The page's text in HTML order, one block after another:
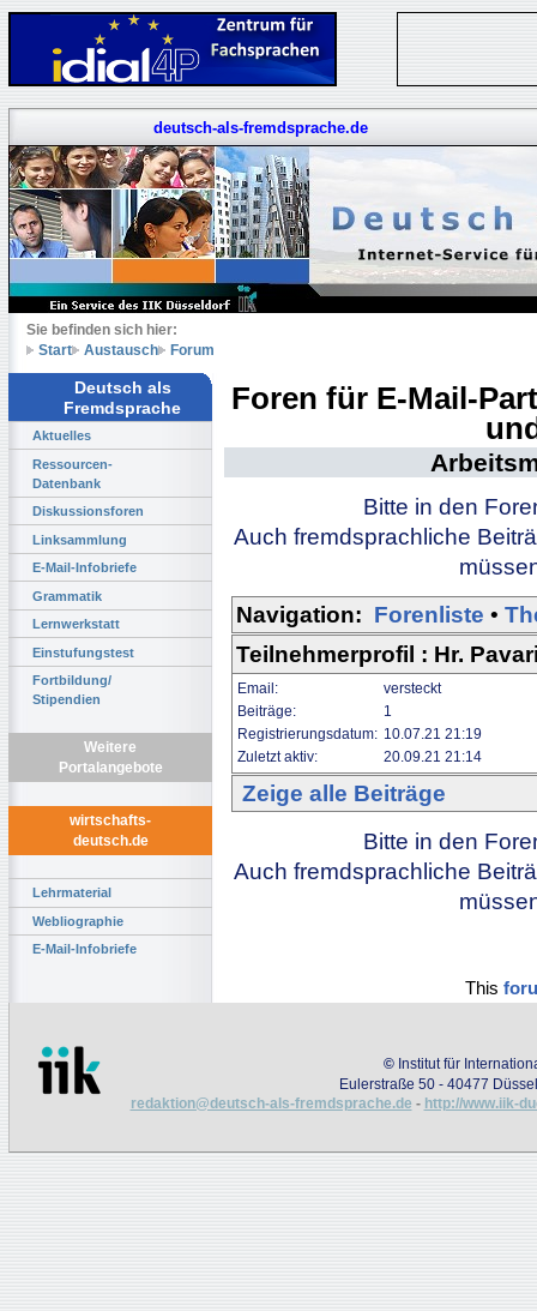
deutsch-als-fremdsprache.de
Sie befinden sich hier:
Start
Austausch Forum
Deutsch als
Fremdsprache
Aktuelles
Ressourcen-
Datenbank
Diskussionsforen
Linksammlung
E-Mail-Infobriefe
Grammatik
Lernwerkstatt
Einstufungstest
Fortbildung/
Stipendien
Weitere
Portalangebote
wirtschafts-
deutsch.de
Lehrmaterial
Webliographie
E-Mail-Infobriefe
Foren für E-Mail-
Bitte in den
Auch fremdsprachliche
Navigation: Forenliste •
Teilnehmerprofil : Hr.
Email:
versteckt
Beiträge:
1
Registrierungsdatum: 10.07.21 21:19
Zuletzt aktiv:
20.09.21 21:14
Zeige alle Beiträge
Bitte in den
Auch fremdsprachliche
This
© Institut für
Eulerstraße 50 - 40477
redaktion@deutsch-als-fremdsprache.de - http://www.iik-